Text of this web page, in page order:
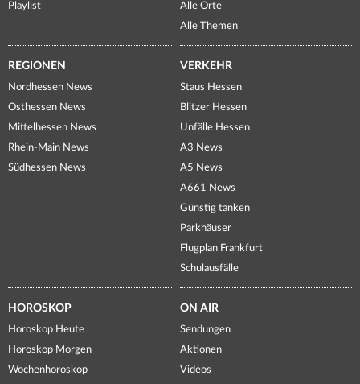
Playlist
Alle Orte
Alle Themen
REGIONEN
Nordhessen News
Osthessen News
Mittelhessen News
Rhein-Main News
Südhessen News
VERKEHR
Staus Hessen
Blitzer Hessen
Unfälle Hessen
A3 News
A5 News
A661 News
Günstig tanken
Parkhäuser
Flugplan Frankfurt
Schulausfälle
HOROSKOP
Horoskop Heute
Horoskop Morgen
Wochenhoroskop
ON AIR
Sendungen
Aktionen
Videos